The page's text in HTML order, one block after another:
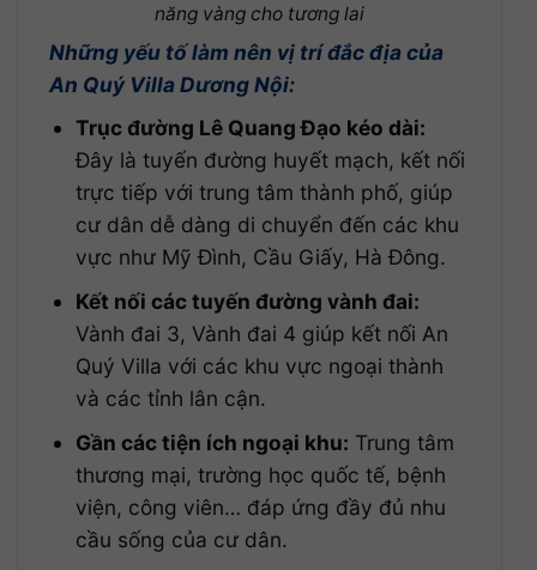
năng vàng cho tương lai
Những yếu tố làm nên vị trí đắc địa của
An Quý Villa Dương Nội:
Trục đường Lê Quang Đạo kéo dài:
Đây là tuyến đường huyết mạch, kết nối
trực tiếp với trung tâm thành phố, giúp
cư dân dễ dàng di chuyển đến các khu
vực như Mỹ Đình, Cầu Giấy, Hà Đông.
Kết nối các tuyến đường vành đai:
Vành đai 3, Vành đai 4 giúp kết nối An
Quý Villa với các khu vực ngoại thành
và các tỉnh lân cận.
Gần các tiện ích ngoại khu: Trung tâm
thương mại, trường học quốc tế, bệnh
viện, công viên… đáp ứng đầy đủ nhu
cầu sống của cư dân.